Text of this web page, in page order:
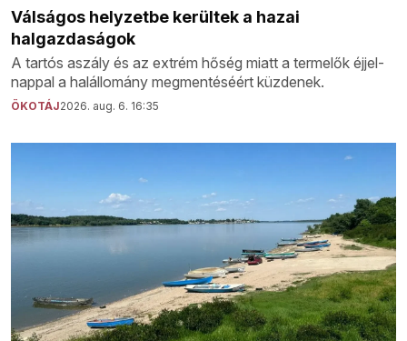
Válságos helyzetbe kerültek a hazai
halgazdaságok
A tartós aszály és az extrém hőség miatt a termelők éjjel-
nappal a halállomány megmentéséért küzdenek.
ÖKOTÁJ2026. aug. 6. 16:35